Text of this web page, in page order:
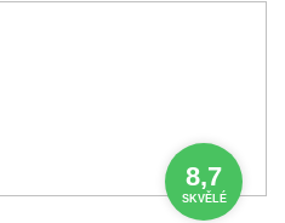
8,7
SKVĚLÉ